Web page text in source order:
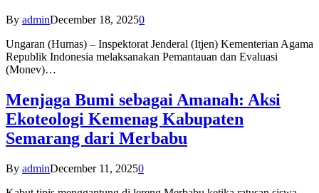
By adminDecember 18, 20250
Ungaran (Humas) – Inspektorat Jenderal (Itjen) Kementerian Agama
Republik Indonesia melaksanakan Pemantauan dan Evaluasi
(Monev)…
Menjaga Bumi sebagai Amanah: Aksi
Ekoteologi Kemenag Kabupaten
Semarang dari Merbabu
By adminDecember 11, 20250